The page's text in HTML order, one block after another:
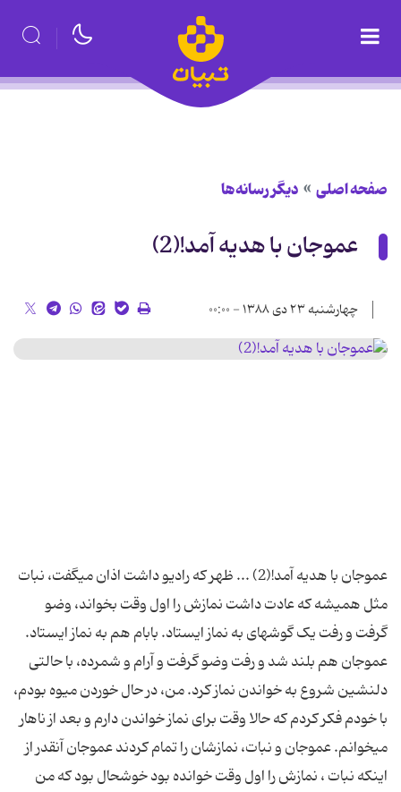
صفحه اصلی دیگر رسانه‌ها
عموجان با هدیه آمد!(2)
چهارشنبه ۲۳ دی ۱۳۸۸ - ۰۰:۰۰
عموجان با هدیه آمد!(2) ... ظهر که رادیو داشت اذان می‏گفت، نبات
مثل همیشه که عادت داشت نمازش را اول وقت بخواند، وضو
گرفت و رفت یک گوشه‏ای به نماز ایستاد. بابام هم به نماز ایستاد.
عموجان هم بلند شد و رفت وضو گرفت و آرام و شمرده، با حالتی
دلنشین شروع به خواندن نماز کرد. من، در حال خوردن میوه بودم،
با خودم فکر کردم که حالا وقت برای نماز خواندن دارم و بعد از ناهار
می‏خوانم. عموجان و نبات، نمازشان را تمام کردند عموجان آنقدر از
اینکه نبات ، نمازش را اول وقت خوانده بود خوشحال بود که من